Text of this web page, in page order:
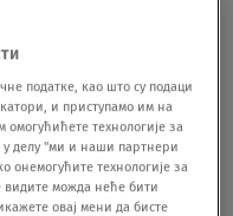
податке, као што су подаци
и приступамо им на
технологије за
у делу "ми и наши партнери
онемогућите технологије за
видите можда неће бити
овај мени да бисте